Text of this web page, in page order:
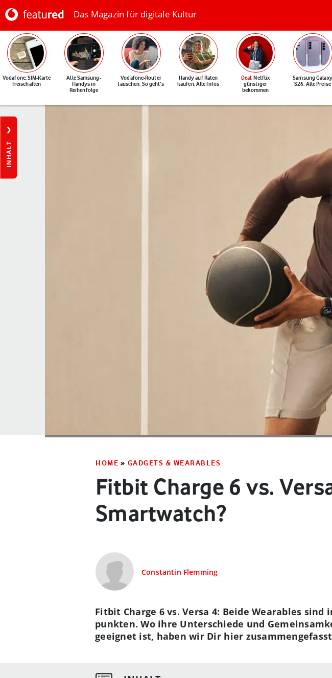
Das Magazin für digitale Kultur
Vodafone: SIM-Karte
freischalten
Alle Samsung-
Handys in
Reihenfolge
Vodafone-Router
tauschen: So geht's
Handy auf Raten
kaufen: Alle Infos
Deal: Netflix
günstiger
bekommen
Samsung Galaxy
S26: Alle Preise
INHALT
HOME » GADGETS & WEARABLES
Fitbit Charge 6 vs.
Smartwatch?
Constantin Flemming
Fitbit Charge 6 vs. Versa 4: Beide Wearables
punkten. Wo ihre Unterschiede und
geeignet ist, haben wir Dir hier